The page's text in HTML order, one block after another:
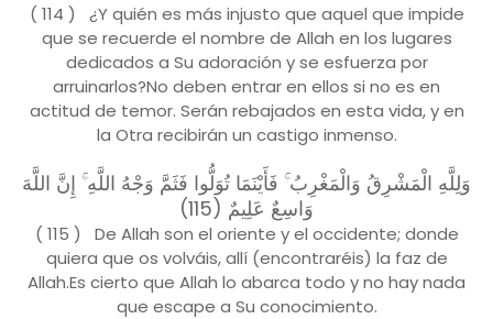
( 114 ) ¿Y quién es más injusto que aquel que impide
que se recuerde el nombre de Allah en los lugares
dedicados a Su adoración y se esfuerza por
arruinarlos?No deben entrar en ellos si no es en
actitud de temor. Serán rebajados en esta vida, y en
la Otra recibirán un castigo inmenso.
وَلِلَّهِ الْمَشْرِقُ وَالْمَغْرِبُ ۚ فَأَيْنَمَا تُوَلُّوا فَثَمَّ وَجْهُ اللَّهِ ۚ إِنَّ اللَّهَ
وَاسِعٌ عَلِيمٌ (115)
( 115 ) De Allah son el oriente y el occidente; donde
quiera que os volváis, allí (encontraréis) la faz de
Allah.Es cierto que Allah lo abarca todo y no hay nada
que escape a Su conocimiento.